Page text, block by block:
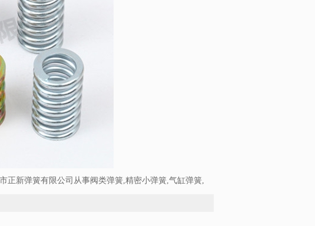
正新弹簧有限公司从事阀类弹簧,精密小弹簧,气缸弹簧,